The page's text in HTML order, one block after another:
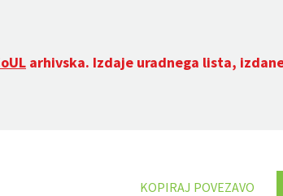
arhivska. Izdaje uradnega lista,
KOPIRAJ POVEZAVO